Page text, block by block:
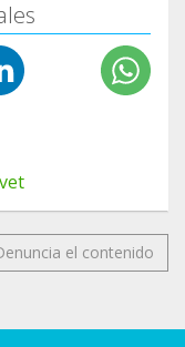
el contenido